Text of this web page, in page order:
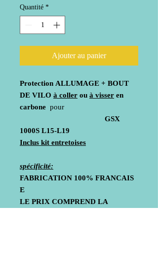
Quantité *
Ajouter au panier
Protection ALLUMAGE + BOUT
DE VILO à coller ou à visser en
carbone pour
GSX
1000S L15-L19
Inclus kit entretoises
spécificité:
FABRICATION 100% FRANCAIS
E
LE PRIX COMPREND LA